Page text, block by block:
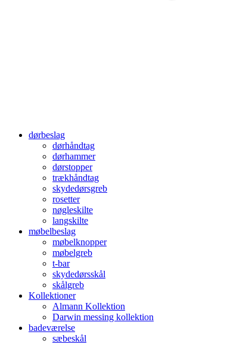
dørbeslag
dørhåndtag
dørhammer
dørstopper
trækhåndtag
skydedørsgreb
rosetter
nøgleskilte
langskilte
møbelbeslag
møbelknopper
møbelgreb
t-bar
skydedørsskål
skålgreb
Kollektioner
Almann Kollektion
Darwin messing kollektion
badeværelse
sæbeskål